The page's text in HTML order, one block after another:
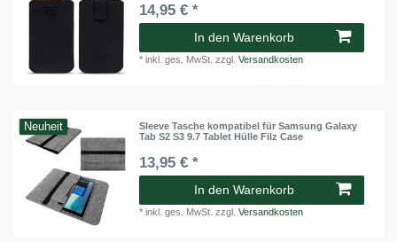
14,95 € *
In den Warenkorb
*inkl. ges. MwSt. zzgl.Versandkosten
Neuheit
Sleeve Tasche kompatibel für Samsung Galaxy
Tab S2 S3 9.7 Tablet Hülle Filz Case
13,95 € *
In den Warenkorb
*inkl. ges. MwSt. zzgl.Versandkosten